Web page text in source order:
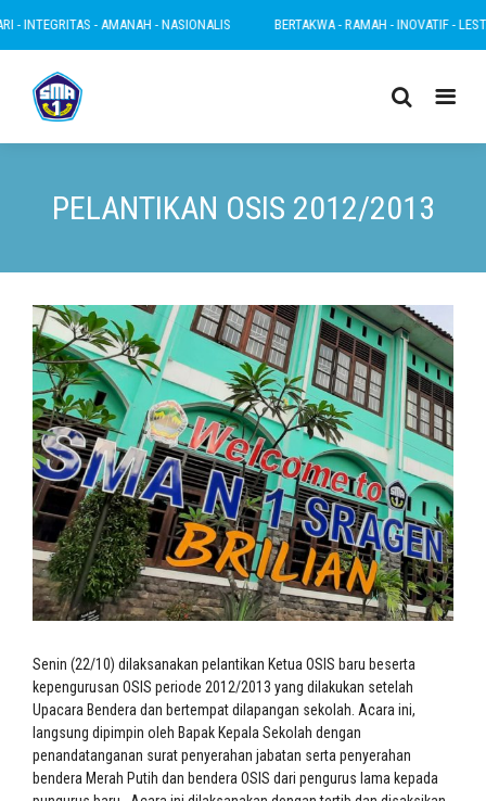
- AMANAH - NASIONALIS BERTAKWA - RAMAH - INOVATIF -
PELANTIKAN OSIS 2012/2013
Senin (22/10) dilaksanakan pelantikan Ketua OSIS baru beserta
kepengurusan OSIS periode 2012/2013 yang dilakukan setelah
Upacara Bendera dan bertempat dilapangan sekolah. Acara ini,
langsung dipimpin oleh Bapak Kepala Sekolah dengan
penandatanganan surat penyerahan jabatan serta penyerahan
bendera Merah Putih dan bendera OSIS dari pengurus lama kepada